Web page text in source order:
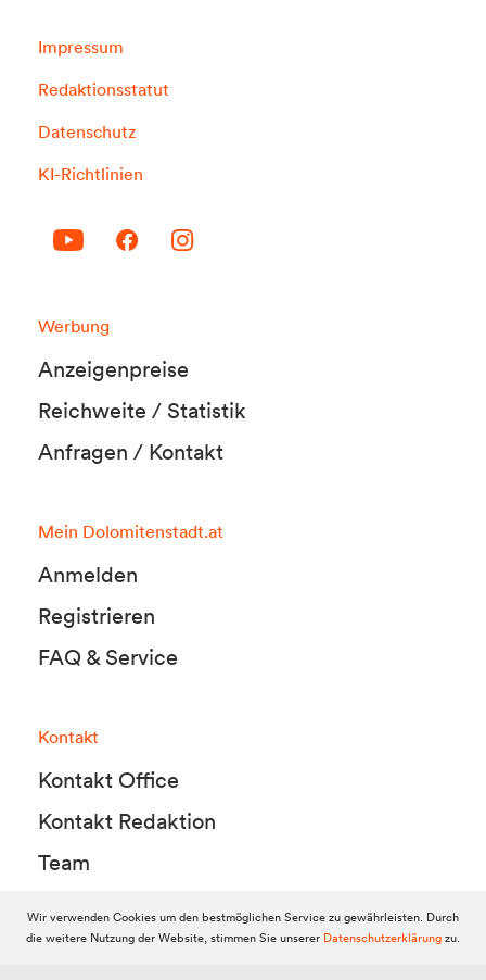
Impressum
Redaktionsstatut
Datenschutz
KI-Richtlinien
Werbung
Anzeigenpreise
Reichweite / Statistik
Anfragen / Kontakt
Mein Dolomitenstadt.at
Anmelden
Registrieren
FAQ & Service
Kontakt
Kontakt Office
Kontakt Redaktion
Team
© 2010-2026 Dolomitenstadt.at
Wir verwenden Cookies um den bestmöglichen Service zu gewährleisten. Durch
die weitere Nutzung der Website, stimmen Sie unserer Datenschutzerklärungzu.